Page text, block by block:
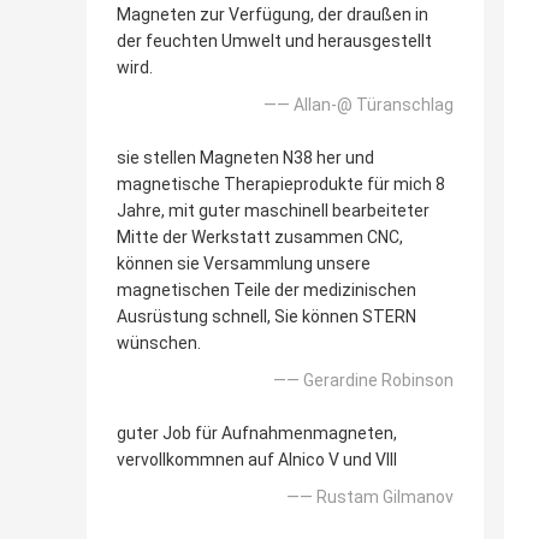
Magneten zur Verfügung, der draußen in
der feuchten Umwelt und herausgestellt
wird.
—— Allan-@ Türanschlag
sie stellen Magneten N38 her und
magnetische Therapieprodukte für mich 8
Jahre, mit guter maschinell bearbeiteter
Mitte der Werkstatt zusammen CNC,
können sie Versammlung unsere
magnetischen Teile der medizinischen
Ausrüstung schnell, Sie können STERN
wünschen.
—— Gerardine Robinson
guter Job für Aufnahmenmagneten,
vervollkommnen auf Alnico V und VIII
—— Rustam Gilmanov